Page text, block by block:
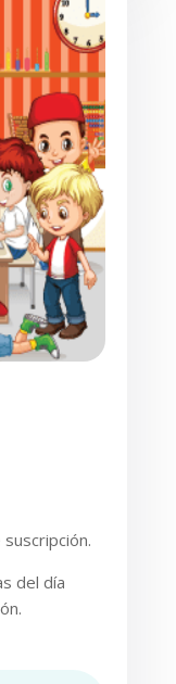
del día